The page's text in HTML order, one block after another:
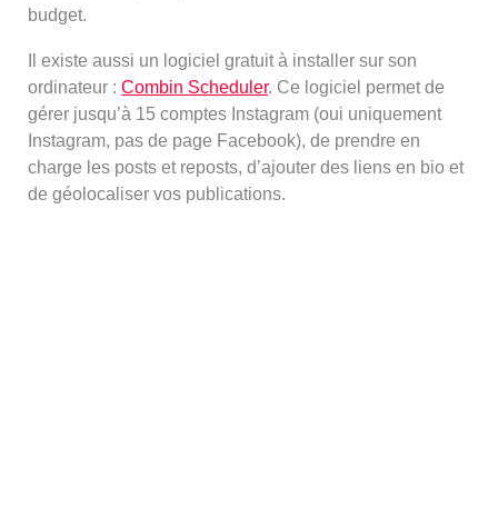
budget.
Il existe aussi un logiciel gratuit à installer sur son
ordinateur :Combin Scheduler. Ce logiciel permet de
gérer jusqu’à 15 comptes Instagram (oui uniquement
Instagram, pas de page Facebook), de prendre en
charge les posts et reposts, d’ajouter des liens en bio et
de géolocaliser vos publications.